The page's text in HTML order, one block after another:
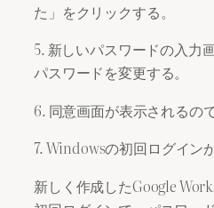
た」をクリックする。
5. 新しいパスワードの入力
パスワードを変更する。
6. 同意画面が表示されるの
7. Windowsの初回ログイン
新しく作成したGoogle